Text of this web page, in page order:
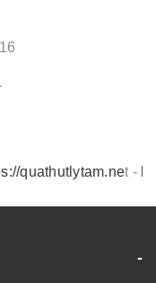
quathutlytam.net -